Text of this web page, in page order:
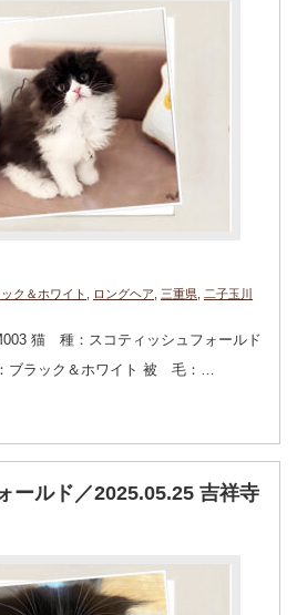
ク＆ホワイト ロングヘア 三重県 二子玉川
猫 種：スコティッシュフォールド
ラック＆ホワイト 被 毛：…
ールド／2025.05.25 吉祥寺